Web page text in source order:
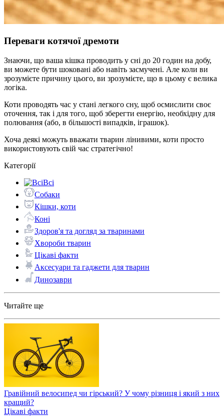
Переваги котячої дремоти
Знаючи, що ваша кішка проводить у сні до 20 годин на добу,
ви можете бути шоковані або навіть засмучені. Але коли ви
зрозумієте причину цього, ви зрозумієте, що в цьому є велика
логіка.
Коти проводять час у стані легкого сну, щоб осмислити своє
оточення, так і для того, щоб зберегти енергію, необхідну для
полювання (або, в більшості випадків, іграшок).
Хоча деякі можуть вважати тварин лінивими, коти просто
використовують свій час стратегічно!
Категорії
Всі
Собаки
Кішки, коти
Коні
Здоров'я та догляд за тваринами
Хвороби тварин
Цікаві факти
Аксесуари та гаджети для тварин
Динозаври
Читайте ще
Гравійний велосипед чи гірський? У чому різниця і який з них
кращий?
Цікаві факти